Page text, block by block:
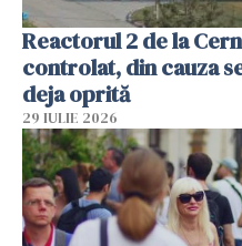
Reactorul 2 de la
controlat, din cauza
deja oprită
29 IULIE 2026